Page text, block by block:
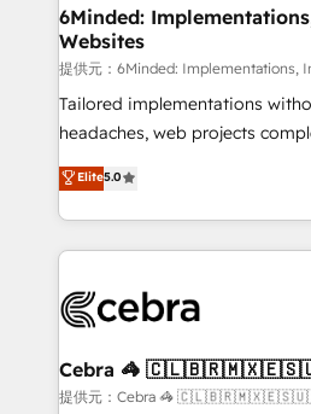
from other CRMs to HubSpot
downtime. 🔹 RevOps Strategy: Align teams,
processes, and data to drive
Integrations: Connect HubSpot
for better adoption. 🔹 Custom Solutions: Build
SOC 2 Type II and ISO 27001
our commitment to data
6Minded:
Websites
提供元：6Minded: Implementations,
Tailored implementations
headaches, web projects
house team of certified CRM
developers, designers, and
aspects of your HubSpot. ✨ 400+ global clients ✨
100+ seamless migrations
implementations, and 5,000+
CS: 245% organic growth &
full-funnel HubSpot project ✨
Elite5.0
Cebra 🦓
提供元：Cebra 🦓